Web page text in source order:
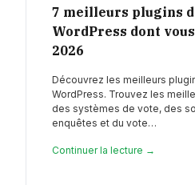
7 meilleurs plugins
WordPress dont
2026
Découvrez les meilleurs
WordPress. Trouvez les
des systèmes de vote, des
enquêtes et du vote…
Continuer la lecture →